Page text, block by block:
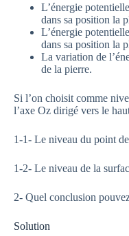
L’énergie
dans sa position la
L’énergie
dans sa position la
La variation de
de la pierre.
Si l’on choisit comme
l’axe Oz dirigé vers le
1-1- Le niveau du point
1-2- Le niveau de la
2- Quel conclusion
Solution